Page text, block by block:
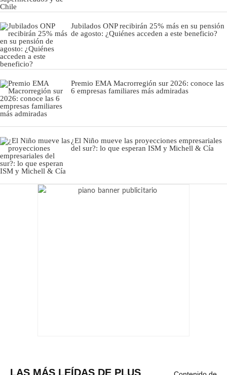
Jubilados ONP recibirán 25% más en su pensión
de agosto: ¿Quiénes acceden a este beneficio?
Premio EMA Macrorregión sur 2026: conoce las
6 empresas familiares más admiradas
¿El Niño mueve las proyecciones empresariales
del sur?: lo que esperan ISM y Michell & Cía
LAS MÁS LEÍDAS DE PLUS